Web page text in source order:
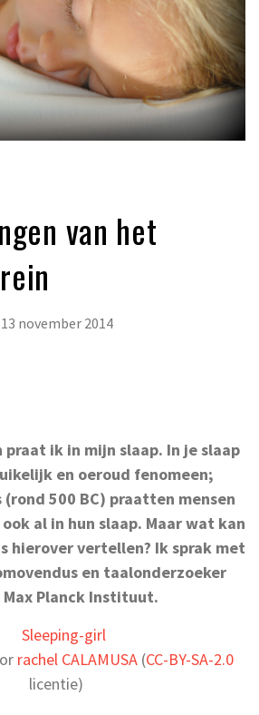
van het
13 november 2014
praat ik in mijn slaap. In je slaap
en oeroud fenomeen;
500 BC) praatten mensen
al in hun slaap. Maar wat kan
hierover vertellen? Ik sprak met
en taalonderzoeker
Planck Instituut.
rachel CALAMUSA(CC-BY-SA-2.0
licentie)